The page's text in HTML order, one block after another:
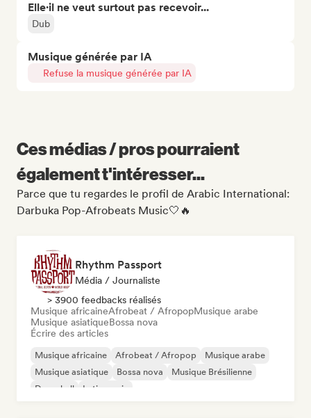
Elle·il ne veut surtout pas recevoir...
Dub
Musique générée par IA
Refuse la musique générée par IA
Ces médias / pros pourraient
également t'intéresser...
Parce que tu regardes le profil de Arabic International:
Darbuka Pop-Afrobeats Music🤍️‍🔥
Rhythm Passport
Média / Journaliste
> 3900 feedbacks réalisés
Musique africaineAfrobeat / AfropopMusique arabe
Musique asiatiqueBossa nova
Écrire des articles
Musique africaine Afrobeat / Afropop
Musique arabe
Musique asiatique
Bossa nova
Musique Brésilienne
Dancehall
Latin music